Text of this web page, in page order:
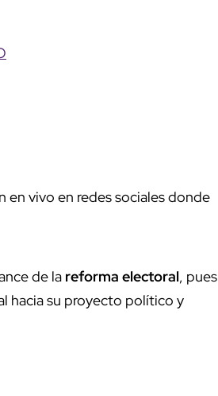
en vivo en redes sociales donde
de la reforma electoral, pues
hacia su proyecto político y